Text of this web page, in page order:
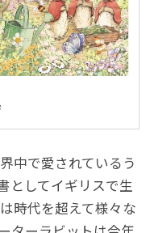
中で愛されているう
としてイギリスで生
時代を超えて様々な